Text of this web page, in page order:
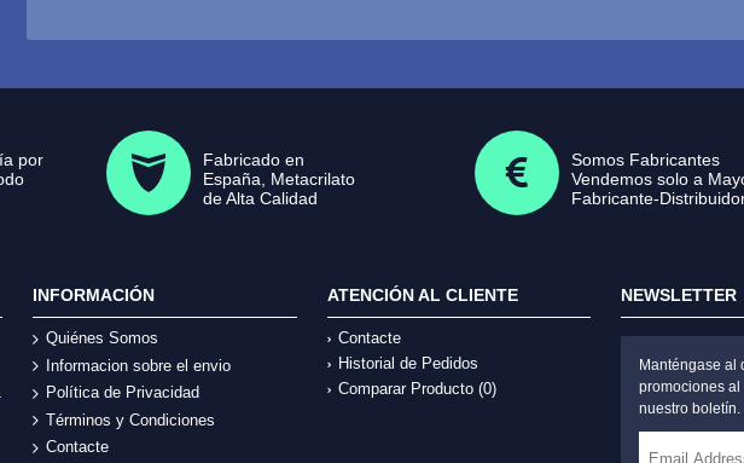
por
Fabricado en
España, Metacrilato
de Alta Calidad
Somos Fabricantes
Vendemos solo a
Fabricante-
INFORMACIÓN
Quiénes Somos
Informacion sobre el envio
Política de Privacidad
Términos y Condiciones
Contacte
ATENCIÓN AL CLIENTE
Contacte
Historial de Pedidos
Comparar Producto (0)
NEWSLETTER
Manténgase al
promociones
nuestro boletín.